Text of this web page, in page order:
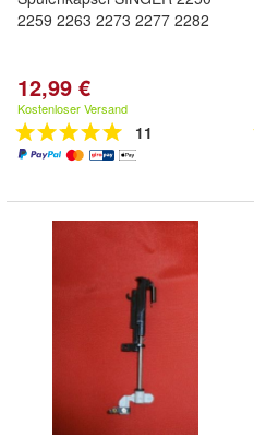
2259 2263 2273 2277 2282
12,99 €
Kostenloser Versand
11